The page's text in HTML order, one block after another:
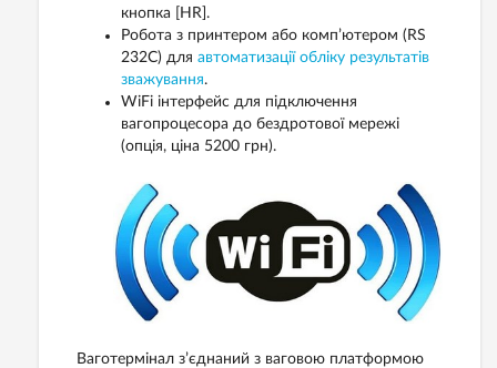
кнопка [HR].
Робота з принтером або комп’ютером (RS
232C) для автоматизації обліку результатів
зважування.
WiFi інтерфейс для підключення
вагопроцесора до бездротової мережі
(опція, ціна 5200 грн).
Ваготермінал з’єднаний з ваговою платформою